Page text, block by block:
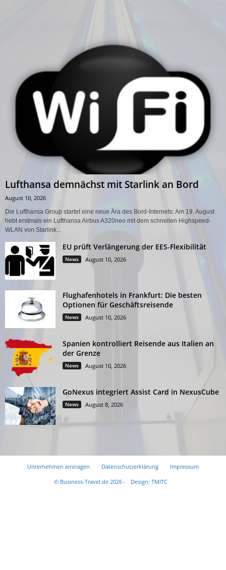
Lufthansa demnächst mit Starlink an Bord
August 10, 2026
Die Lufthansa Group startet eine neue Ära des Bord-Internets: Am 19. August
hebt erstmals ein Lufthansa Airbus A320neo mit dem schnellen Highspeed-
WLAN von Starlink...
EU prüft Verlängerung der EES-Flexibilität
News August 10, 2026
Flughafenhotels in Frankfurt: Die besten
Optionen für Geschäftsreisende
News August 10, 2026
Spanien kontrolliert Reisende aus Italien an
der Grenze
News August 10, 2026
GoNexus integriert Assist Card in NexusCube
News August 8, 2026
Unternehmen eintragen Datenschutzerklärung
Impressum
© Business-Travel.de 2026 -
Design: TMITC